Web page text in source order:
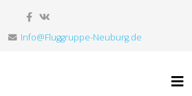
Info@Fluggruppe-Neuburg.de